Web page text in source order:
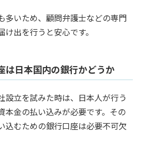
多いため、顧問弁護士などの専門
出を行うと安心です。
は日本国内の銀行かどうか
設立を試みた時は、日本人が行う
本金の払い込みが必要です。その
込むための銀行口座は必要不可欠